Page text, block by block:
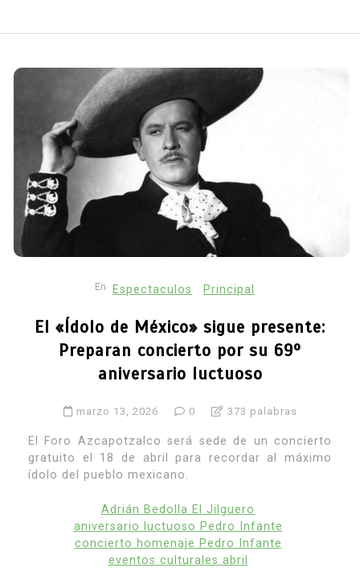
En Espectaculos Principal
El «Ídolo de México» sigue presente:
Preparan concierto por su 69º
aniversario luctuoso
marzo 13, 2026 0 373 palabras
El Foro Azcapotzalco será sede de un concierto
gratuito el 18 de abril para recordar al máximo
ídolo del pueblo mexicano.
Adrián Bedolla El Jilguero
aniversario luctuoso Pedro Infante
concierto homenaje Pedro Infante
eventos culturales abril